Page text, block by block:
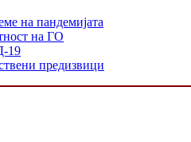
на пандемијата
на ГО
19
предизвици